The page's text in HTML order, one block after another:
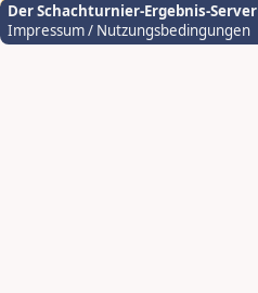
Der Schachturnier-Ergebnis-Server
Impressum / Nutzungsbedingungen